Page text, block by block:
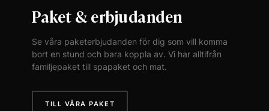
Paket & erbjudanden
Se våra paketerbjudanden för dig som vill komma
bort en stund och bara koppla av. Vi har alltifrån
familjepaket till spapaket och mat.
TILL VÅRA PAKET